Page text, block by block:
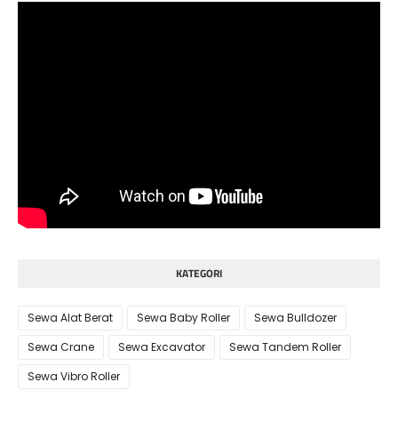
KATEGORI
Sewa Alat Berat Sewa Baby Roller
Sewa Bulldozer
Sewa Crane
Sewa Excavator
Sewa Tandem Roller
Sewa Vibro Roller